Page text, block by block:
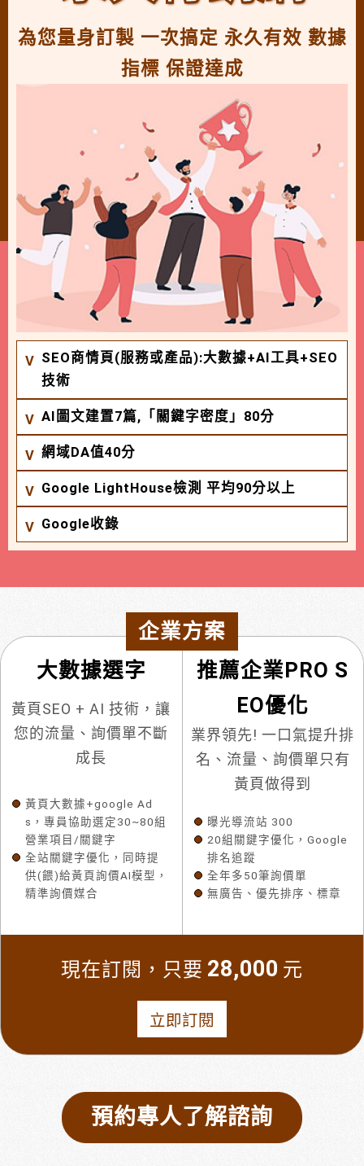
為您量身訂製 一次搞定 永久有效 數據
指標 保證達成
SEO商情頁(服務或產品):大數據+AI工具+SEO
技術
AI圖文建置7篇,「關鍵字密度」80分
網域DA值40分
Google LightHouse檢測 平均90分以上
Google收錄
企業方案
大數據選字
黃頁SEO + AI 技術，讓
您的流量、詢價單不斷
成長
黃頁大數據+google Ad
s，專員協助選定30~80組
營業項目/關鍵字
全站關鍵字優化，同時提
供(餵)給黃頁詢價AI模型，
精準詢價媒合
推薦企業PRO S
EO優化
業界領先! 一口氣提升排
名、流量、詢價單只有
黃頁做得到
曝光導流站 300
20組關鍵字優化，Google
排名追蹤
全年多50筆詢價單
無廣告、優先排序、標章
現在訂閱，只要 28,000 元
立即訂閱
預約專人了解諮詢